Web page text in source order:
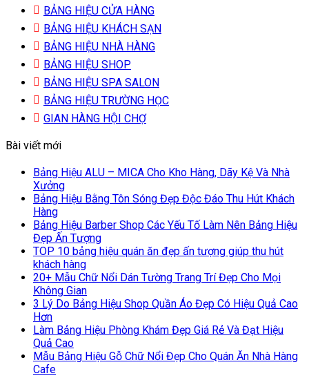
BẢNG HIỆU CỬA HÀNG
BẢNG HIỆU KHÁCH SẠN
BẢNG HIỆU NHÀ HÀNG
BẢNG HIỆU SHOP
BẢNG HIỆU SPA SALON
BẢNG HIỆU TRƯỜNG HỌC
GIAN HÀNG HỘI CHỢ
Bài viết mới
Bảng Hiệu ALU – MICA Cho Kho Hàng, Dãy Kệ Và Nhà
Xưởng
Bảng Hiệu Bằng Tôn Sóng Đẹp Độc Đáo Thu Hút Khách
Hàng
Bảng Hiệu Barber Shop Các Yếu Tố Làm Nên Bảng Hiệu
Đẹp Ấn Tượng
TOP 10 bảng hiệu quán ăn đẹp ấn tượng giúp thu hút
khách hàng
20+ Mẫu Chữ Nổi Dán Tường Trang Trí Đẹp Cho Mọi
Không Gian
3 Lý Do Bảng Hiệu Shop Quần Áo Đẹp Có Hiệu Quả Cao
Hơn
Làm Bảng Hiệu Phòng Khám Đẹp Giá Rẻ Và Đạt Hiệu
Quả Cao
Mẫu Bảng Hiệu Gỗ Chữ Nổi Đẹp Cho Quán Ăn Nhà Hàng
Cafe